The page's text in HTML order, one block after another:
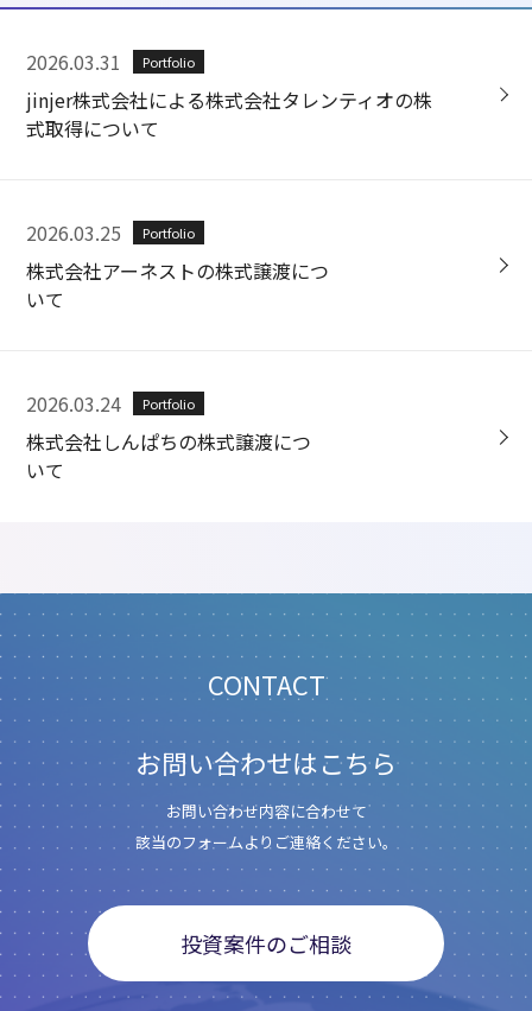
2026.03.31 Portfolio
jinjer株式会社による株式会社タレンティオの株
式取得について
2026.03.25 Portfolio
株式会社アーネストの株式譲渡につ
いて
2026.03.24 Portfolio
株式会社しんぱちの株式譲渡につ
いて
CONTACT
お問い合わせはこちら
お問い合わせ内容に合わせて
該当のフォームよりご連絡ください。
投資案件のご相談